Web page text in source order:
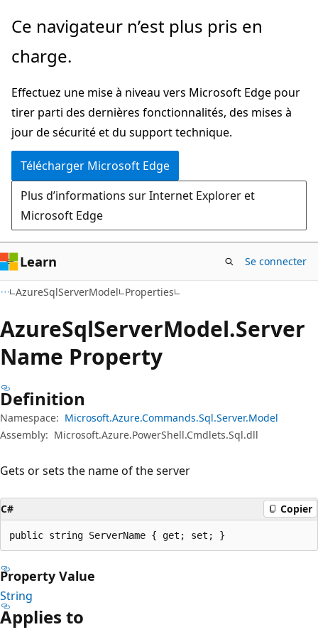
Passer
directement
au
principal
Passer
la
dans
la
page
Ce navigateur n’est plus pris en
charge.
Effectuez une mise à niveau vers Microsoft Edge pour
tirer parti des dernières fonctionnalités, des mises à
jour de sécurité et du support technique.
Télécharger Microsoft Edge
Plus d’informations sur Internet Explorer et
Microsoft Edge
Learn Se connecter
AzureSqlServerModel Properties
AzureSqlServerModel.Server
Name Property
Definition
Namespace: Microsoft.Azure.Commands.Sql.Server.Model
Assembly: Microsoft.Azure.PowerShell.Cmdlets.Sql.dll
Gets or sets the name of the server
C# Copier
public string ServerName { get; set; }
Property Value
String
Applies to